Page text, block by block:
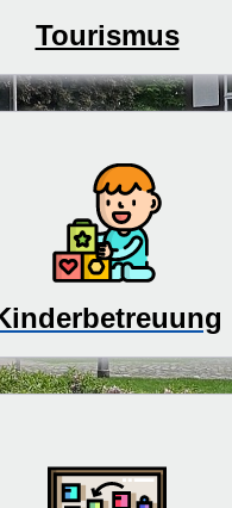
Tourismus